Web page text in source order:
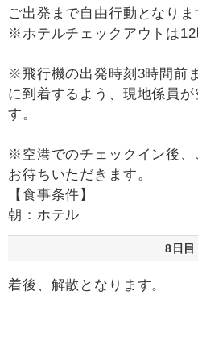
ご出発まで自由行動となりま
※ホテルチェックアウトは12
※飛行機の出発時刻3時間前
に到着するよう、現地係員
す。
※空港でのチェックイン後、
お待ちいただきます。
【食事条件】
朝：ホテル
8日目
着後、解散となります。